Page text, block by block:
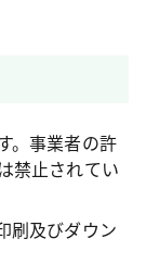
。事業者の許
禁止されてい
刷及びダウン